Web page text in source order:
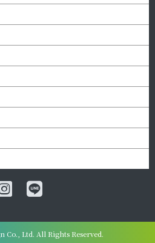
Co., Ltd. All Rights Reserved.